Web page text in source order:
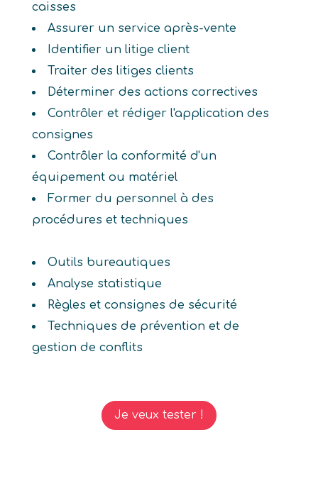
caisses
Assurer un service après-vente
Identifier un litige client
Traiter des litiges clients
Déterminer des actions correctives
Contrôler et rédiger l'application des
consignes
Contrôler la conformité d'un
équipement ou matériel
Former du personnel à des
procédures et techniques
Outils bureautiques
Analyse statistique
Règles et consignes de sécurité
Techniques de prévention et de
gestion de conflits
Je veux tester !